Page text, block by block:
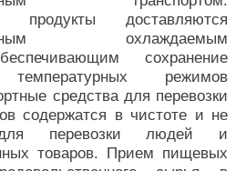
продукты доставляются
охлаждаемым
сохранение
температурных режимов
средства для перевозки
содержатся в чистоте и не
для перевозки людей и
товаров. Прием пищевых